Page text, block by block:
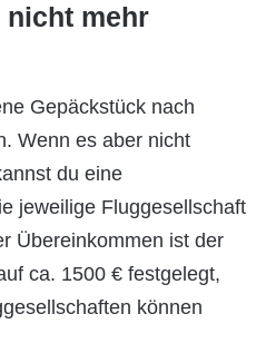
nicht mehr
Gepäckstück nach
Wenn es aber nicht
du eine
jeweilige Fluggesellschaft
Übereinkommen ist der
ca. 1500 € festgelegt,
können